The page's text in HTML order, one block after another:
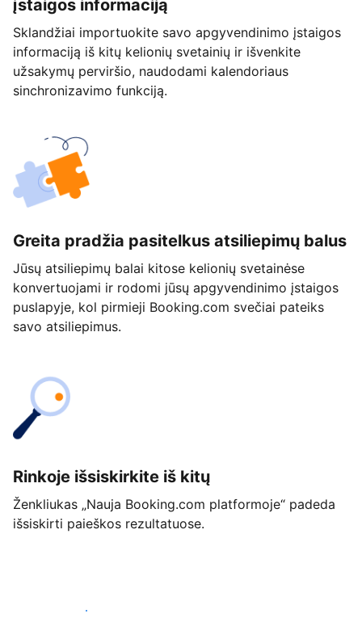
įstaigos informaciją
Sklandžiai importuokite savo apgyvendinimo įstaigos
informaciją iš kitų kelionių svetainių ir išvenkite
užsakymų perviršio, naudodami kalendoriaus
sinchronizavimo funkciją.
Greita pradžia pasitelkus atsiliepimų balus
Jūsų atsiliepimų balai kitose kelionių svetainėse
konvertuojami ir rodomi jūsų apgyvendinimo įstaigos
puslapyje, kol pirmieji Booking.com svečiai pateiks
savo atsiliepimus.
Rinkoje išsiskirkite iš kitų
Ženkliukas „Nauja Booking.com platformoje“ padeda
išsiskirti paieškos rezultatuose.
Pradėti jau šiandien